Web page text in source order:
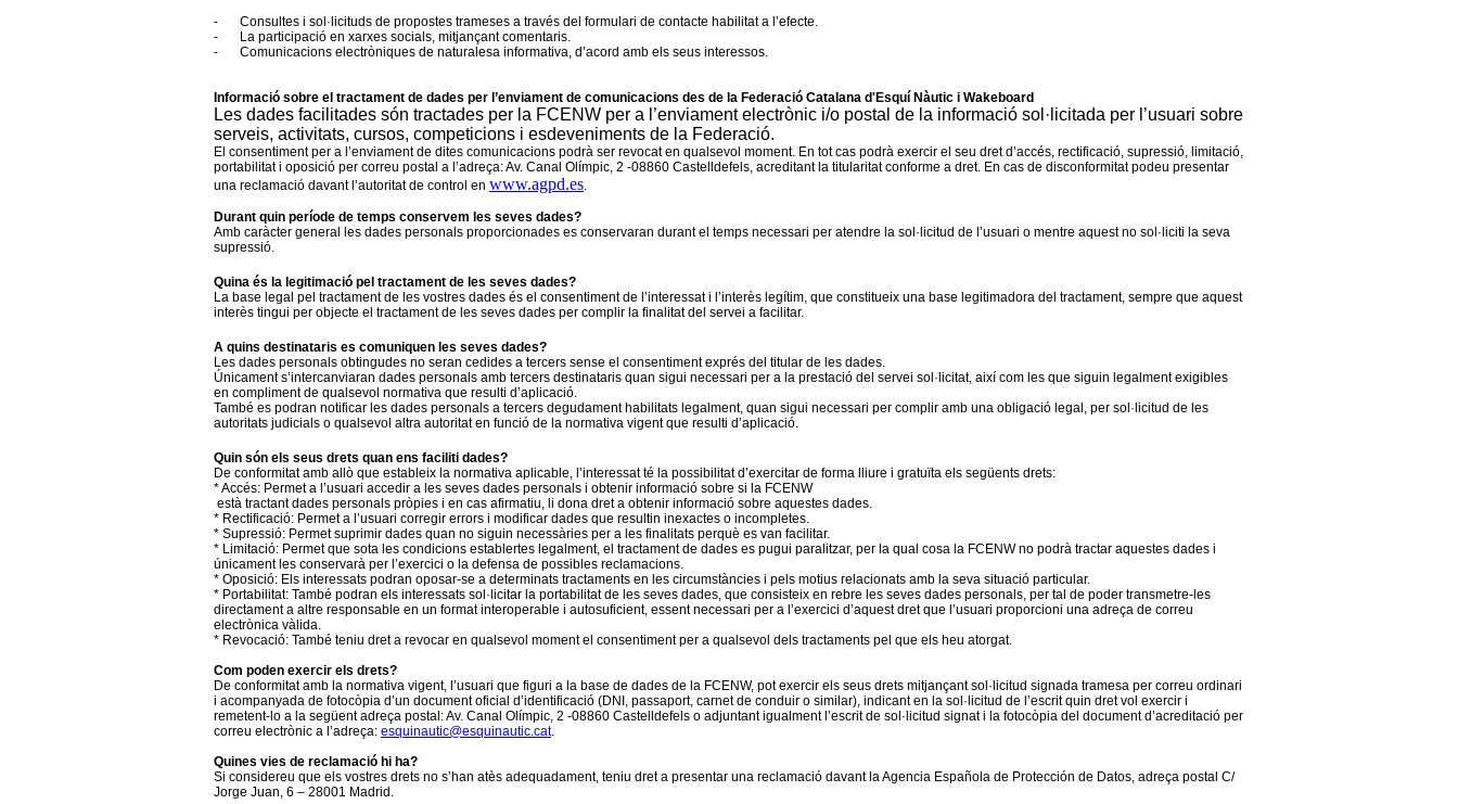
-
Consultes i sol·licituds de propostes trameses a través del formulari de contacte habilitat a l’efecte.
-
La participació en xarxes socials, mitjançant comentaris.
-
Comunicacions electròniques de naturalesa informativa, d’acord amb els seus interessos.
Informació sobre el tractament de dades per l’enviament de comunicacions des de la Federació Catalana d'Esquí Nàutic i Wakeboard
Les dades facilitades són tractades per la FCENW per a l’enviament electrònic i/o postal de la informació sol·licitada per l’usuari sobre
serveis, activitats, cursos, competicions i esdeveniments de la Federació.
El consentiment per a l’enviament de dites comunicacions podrà ser revocat en qualsevol moment. En tot cas podrà exercir el seu dret d’accés, rectificació, supressió, limitació,
portabilitat i oposició per correu postal a l’adreça: Av. Canal Olímpic, 2 -08860 Castelldefels, acreditant la titularitat conforme a dret. En cas de disconformitat podeu presentar
una reclamació davant l’autoritat de control en www.agpd.es
Durant quin període de temps conservem les seves dades?
Amb caràcter general les dades personals proporcionades es conservaran durant el temps necessari per atendre la sol·licitud de l’usuari o mentre aquest no sol·liciti la seva
supressió.
Quina és la legitimació pel tractament de les seves dades?
La base legal pel tractament de les vostres dades és el consentiment de l’interessat i l’interès legítim, que constitueix una base legitimadora del tractament, sempre que aquest
interès tingui per objecte el tractament de les seves dades per complir la finalitat del servei a facilitar.
A quins destinataris es comuniquen les seves dades?
Les dades personals obtingudes no seran cedides a tercers sense el consentiment exprés del titular de les dades.
Únicament s’intercanviaran dades personals amb tercers destinataris quan sigui necessari per a la prestació del servei sol·licitat, així com les que siguin legalment exigibles
en compliment de qualsevol normativa que resulti d’aplicació.
També es podran notificar les dades personals a tercers degudament habilitats legalment, quan sigui necessari per complir amb una obligació legal, per sol·licitud de les
autoritats judicials o qualsevol altra autoritat en funció de la normativa vigent que resulti d’aplicació.
Quin són els seus drets quan ens faciliti dades?
De conformitat amb allò que estableix la normativa aplicable, l’interessat té la possibilitat d’exercitar de forma lliure i gratuïta els següents drets:
* Accés: Permet a l’usuari accedir a les seves dades personals i obtenir informació sobre si la FCENW
està tractant dades personals pròpies i en cas afirmatiu, li dona dret a obtenir informació sobre aquestes dades.
* Rectificació: Permet a l’usuari corregir errors i modificar dades que resultin inexactes o incompletes.
* Supressió: Permet suprimir dades quan no siguin necessàries per a les finalitats perquè es van facilitar.
* Limitació: Permet que sota les condicions establertes legalment, el tractament de dades es pugui paralitzar, per la qual cosa la FCENW no podrà tractar aquestes dades i
únicament les conservarà per l’exercici o la defensa de possibles reclamacions.
* Oposició: Els interessats podran oposar-se a determinats tractaments en les circumstàncies i pels motius relacionats amb la seva situació particular.
* Portabilitat: També podran els interessats sol·licitar la portabilitat de les seves dades, que consisteix en rebre les seves dades personals, per tal de poder transmetre-les
directament a altre responsable en un format interoperable i autosuficient, essent necessari per a l’exercici d’aquest dret que l’usuari proporcioni una adreça de correu
electrònica vàlida.
* Revocació: També teniu dret a revocar en qualsevol moment el consentiment per a qualsevol dels tractaments pel que els heu atorgat.
Com poden exercir els drets?
De conformitat amb la normativa vigent, l’usuari que figuri a la base de dades de la FCENW, pot exercir els seus drets mitjançant sol·licitud signada tramesa per correu ordinari
i acompanyada de fotocòpia d’un document oficial d’identificació (DNI, passaport, carnet de conduir o similar), indicant en la sol·licitud de l’escrit quin dret vol exercir i
remetent-lo a la següent adreça postal: Av. Canal Olímpic, 2 -08860 Castelldefels o adjuntant igualment l’escrit de sol·licitud signat i la fotocòpia del document d’acreditació per
correu electrònic a l’adreça: esquinautic@esquinautic.cat.
Quines vies de reclamació hi ha?
Si considereu que els vostres drets no s’han atès adequadament, teniu dret a presentar una reclamació davant la Agencia Española de Protección de Datos, adreça postal C/
Jorge Juan, 6 – 28001 Madrid.